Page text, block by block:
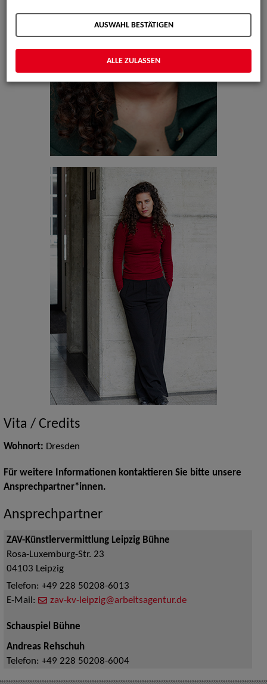
Vita / Credits
Wohnort: Dresden
Für weitere Informationen kontaktieren Sie bitte unsere
Ansprechpartner*innen.
Ansprechpartner
ZAV-Künstlervermittlung Leipzig Bühne
Rosa-Luxemburg-Str. 23
04103 Leipzig
Telefon: +49 228 50208-6013
E-Mail:
zav-kv-leipzig@arbeitsagentur.de
Schauspiel Bühne
Andreas Rehschuh
Telefon: +49 228 50208-6004
AUSWAHL BESTÄTIGEN
ALLE ZULASSEN